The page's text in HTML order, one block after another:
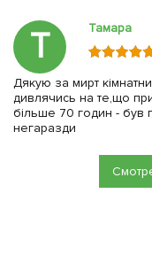
Т Тамара
Дякую за мирт
дивлячись на те,що
більше 70 годин - був
негаразди